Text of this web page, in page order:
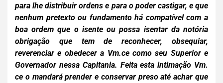
para lhe distribuir ordens e para o poder castigar, e que
nenhum pretexto ou fundamento há compatível com a
boa ordem que o isente ou possa isentar da notória
obrigação que tem de reconhecer, obsequiar,
reverenciar e obedecer a Vm.ce como seu Superior e
Governador nessa Capitania. Feita esta intimação Vm.
ce o mandará prender e conservar preso até achar que